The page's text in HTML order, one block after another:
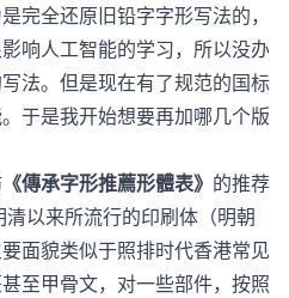
完全还原旧铅字字形写法的，
响人工智能的学习，所以没办
法。但是现在有了规范的国标
于是我开始想要再加哪几个版
《傳承字形推薦形體表》 的推荐
以来所流行的印刷体（明朝
面貌类似于照排时代香港常见
至甲骨文，对一些部件，按照